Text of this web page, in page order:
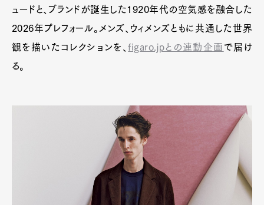
ュードと、ブランドが誕生した1920年代の空気感を融合した
2026年プレフォール。メンズ、ウィメンズともに共通した世界
観を描いたコレクションを、figaro.jpとの連動企画 で届け
る。